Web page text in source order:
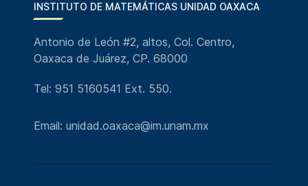
INSTITUTO DE MATEMÁTICAS UNIDAD OAXACA
Antonio de León #2, altos, Col. Centro,
Oaxaca de Juárez, CP. 68000
Tel: 951 5160541 Ext. 550.
Email: unidad.oaxaca@im.unam.mx